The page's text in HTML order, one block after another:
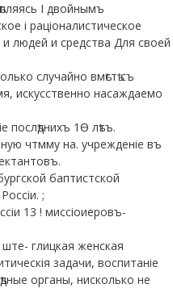
І двойнымъ
і раціоналистическое
людей и средства Для своей
случайно вмѣстѣ съ
искусственно насаждаемо
послѣднихъ 1Ѳ лѣтъ.
чтмму на. учрежденіе въ
баптистской
;
13 ! миссіоиеровъ-
глицкая женская
задачи, воспитаніе
органы, нисколько не